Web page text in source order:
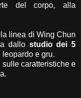
del corpo, alla
linea di Wing Chun
dallo studio dei 5
e gru.
caratteristiche e